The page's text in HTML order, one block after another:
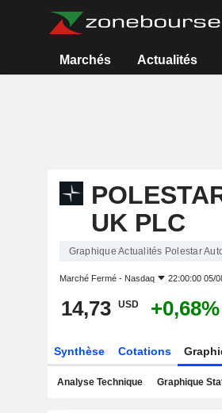
Marchés Actualités
UK PLC
Graphique Actualités Polestar
Marché Fermé - Nasdaq 22:00:00 05/
14,73 USD +0,68%
Synthèse Cotations
Analyse Technique Graphique